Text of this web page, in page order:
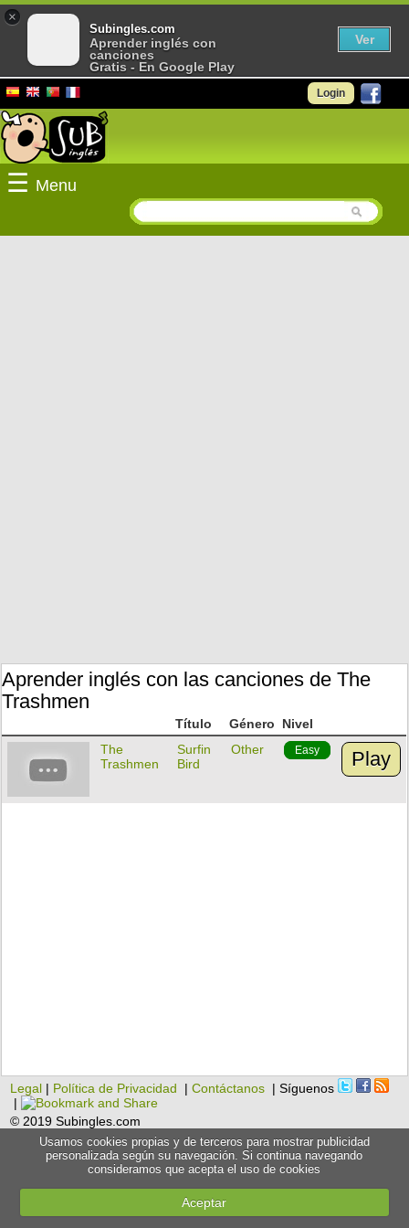
Login
☰ Menu
Aprender inglés con las canciones de The
Trashmen
Título Género
Nivel
The
Trashmen
Surfin
Bird
Other Easy Play
Legal | Política de Privacidad |Contáctanos | Síguenos
|
© 2019 Subingles.com
Usamos cookies propias y de terceros para mostrar publicidad
personalizada según su navegación. Si continua navegando
consideramos que acepta el uso de cookies
Aceptar
×
Subingles.com
Aprender inglés con
canciones
Gratis - En Google Play
Ver